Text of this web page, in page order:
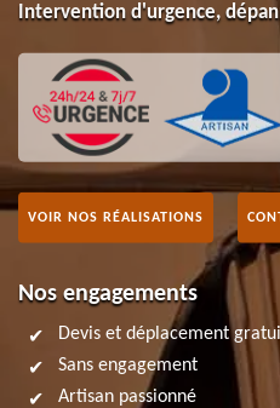
Intervention d'urgence,
VOIR NOS RÉALISATIONS
Nos engagements
Devis et déplacement
Sans engagement
Artisan passionné